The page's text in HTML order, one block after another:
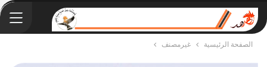
الصفحة الرئيسية غيرمصنف